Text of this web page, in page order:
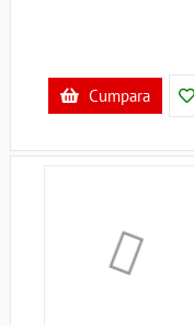
Cumpara